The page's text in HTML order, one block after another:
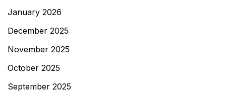
January 2026
December 2025
November 2025
October 2025
September 2025